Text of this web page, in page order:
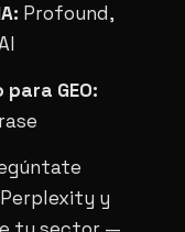
Profound,
GEO:
y